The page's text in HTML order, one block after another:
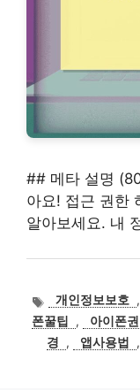
## 메타 설명
아요! 접근 권한
알아보세요. 내
태
그
개인정보보호 ,
폰꿀팁
, 아이폰
경
, 앱사용법 ,